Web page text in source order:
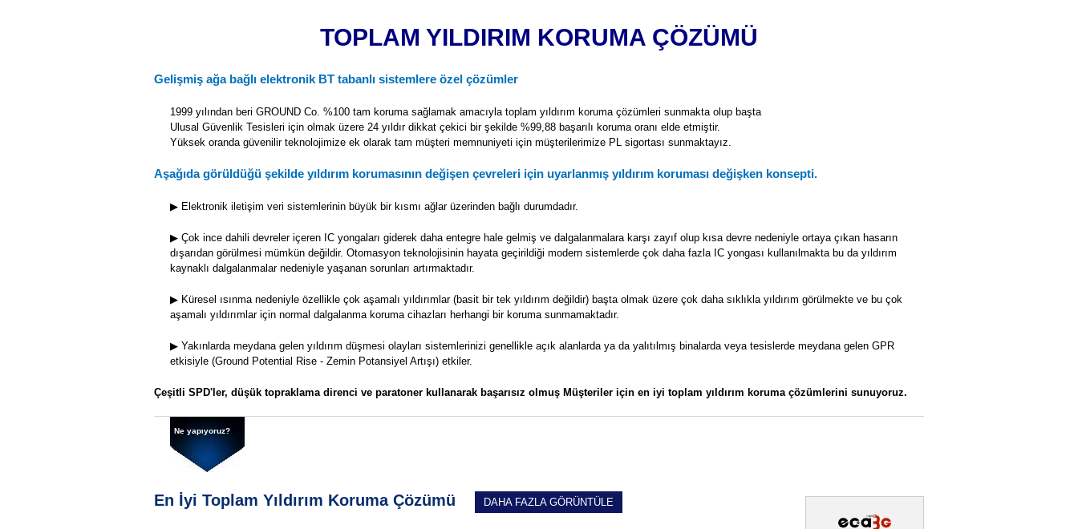
TOPLAM YILDIRIM KORUMA ÇÖZÜMÜ
Gelişmiş ağa bağlı elektronik BT tabanlı sistemlere özel çözümler
1999 yılından beri GROUND Co. %100 tam koruma sağlamak amacıyla toplam yıldırım koruma çözümleri sunmakta olup başta
Ulusal Güvenlik Tesisleri için olmak üzere 24 yıldır dikkat çekici bir şekilde %99,88 başarılı koruma oranı elde etmiştir.
Yüksek oranda güvenilir teknolojimize ek olarak tam müşteri memnuniyeti için müşterilerimize PL sigortası sunmaktayız.
Aşağıda görüldüğü şekilde yıldırım korumasının değişen çevreleri için uyarlanmış yıldırım koruması değişken konsepti.
▶ Elektronik iletişim veri sistemlerinin büyük bir kısmı ağlar üzerinden bağlı durumdadır.
▶ Çok ince dahili devreler içeren IC yongaları giderek daha entegre hale gelmiş ve dalgalanmalara karşı zayıf olup kısa devre nedeniyle ortaya çıkan hasarın
dışarıdan görülmesi mümkün değildir. Otomasyon teknolojisinin hayata geçirildiği modern sistemlerde çok daha fazla IC yongası kullanılmakta bu da yıldırım
kaynaklı dalgalanmalar nedeniyle yaşanan sorunları artırmaktadır.
▶ Küresel ısınma nedeniyle özellikle çok aşamalı yıldırımlar (basit bir tek yıldırım değildir) başta olmak üzere çok daha sıklıkla yıldırım görülmekte ve bu çok
aşamalı yıldırımlar için normal dalgalanma koruma cihazları herhangi bir koruma sunmamaktadır.
▶ Yakınlarda meydana gelen yıldırım düşmesi olayları sistemlerinizi genellikle açık alanlarda ya da yalıtılmış binalarda veya tesislerde meydana gelen GPR
etkisiyle (Ground Potential Rise - Zemin Potansiyel Artışı) etkiler.
Çeşitli SPD'ler, düşük topraklama direnci ve paratoner kullanarak başarısız olmuş Müşteriler için en iyi toplam yıldırım koruma çözümlerini sunuyoruz.
Ne yapıyoruz?
En İyi Toplam Yıldırım Koruma Çözümü DAHA FAZLA GÖRÜNTÜLE